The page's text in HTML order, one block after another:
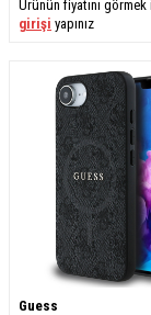
Ürünün fiyatını görmek
girişi yapınız
Guess